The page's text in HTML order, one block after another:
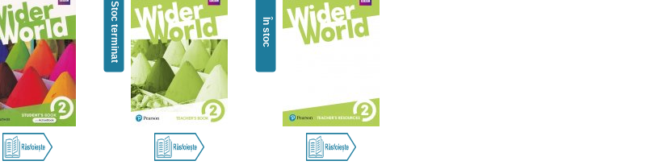
Stoc terminat În stoc